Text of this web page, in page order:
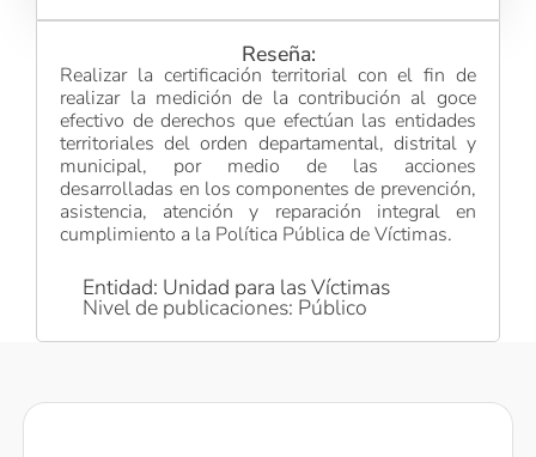
Reseña:
Realizar la certificación territorial con el fin de
realizar la medición de la contribución al goce
efectivo de derechos que efectúan las entidades
territoriales del orden departamental, distrital y
municipal, por medio de las acciones
desarrolladas en los componentes de prevención,
asistencia, atención y reparación integral en
cumplimiento a la Política Pública de Víctimas.
Entidad: Unidad para las Víctimas
Nivel de publicaciones: Público